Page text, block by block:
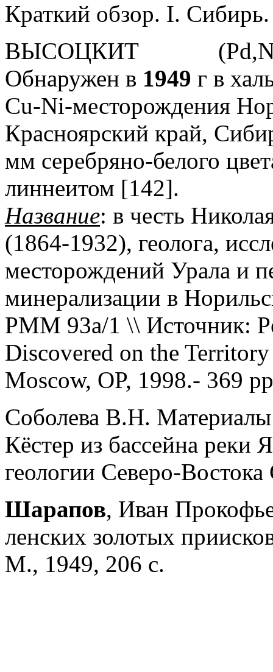
Краткий обзор. I.
ВЫСОЦКИТ
Обнаружен в 1949 г в
Cu-Ni-месторождения
Красноярский край,
мм серебряно-белого
линнеитом [142].
Название: в честь
(1864-1932), геолога,
месторождений Урала и
минерализации в
PMM 93a/1 \\ Источник:
Discovered on the
Moscow, OP, 1998.- 369
Соболева В.Н.
Кёстер из бассейна
геологии Северо-
Шарапов, Иван
ленских золотых
М., 1949, 206 с.